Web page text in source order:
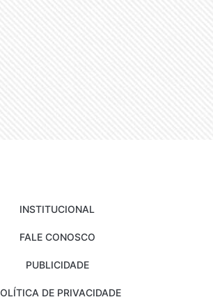
INSTITUCIONAL
FALE CONOSCO
PUBLICIDADE
DE PRIVACIDADE